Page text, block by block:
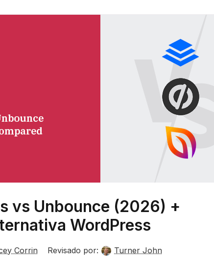
vs Unbounce (2026) +
WordPress
Corrin Revisado por: Turner John